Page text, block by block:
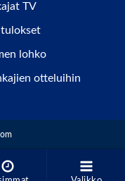
TV
lohko
otteluihin